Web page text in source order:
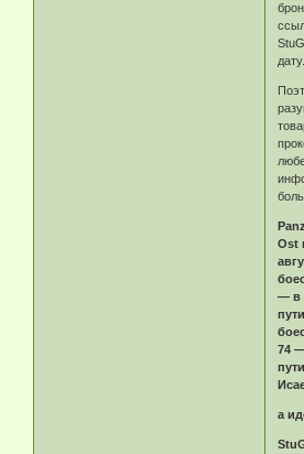
дату.
Ost
— в
74
а